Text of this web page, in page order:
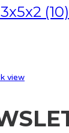
view